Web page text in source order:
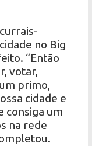
no Big
“Então
votar,
primo,
cidade e
consiga um
na rede